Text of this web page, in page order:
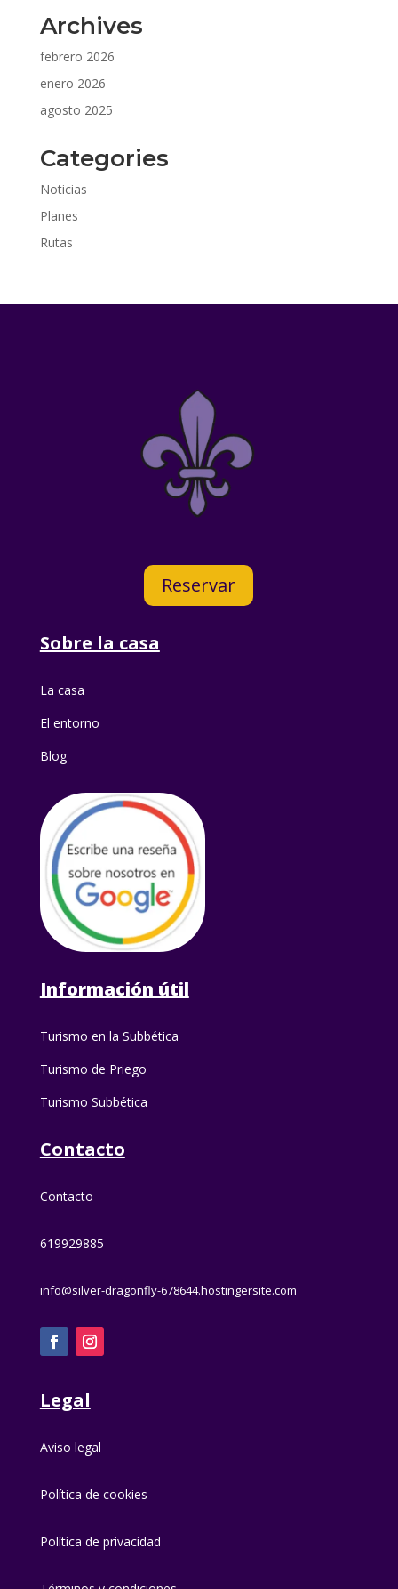
Archives
febrero 2026
enero 2026
agosto 2025
Categories
Noticias
Planes
Rutas
Reservar
Sobre la casa
La casa
El entorno
Blog
Información útil
Turismo en la Subbética
Turismo de Priego
Turismo Subbética
Contacto
Contacto
619929885
info@silver-dragonfly-678644.hostingersite.com
Legal
Aviso legal
Política de cookies
Política de privacidad